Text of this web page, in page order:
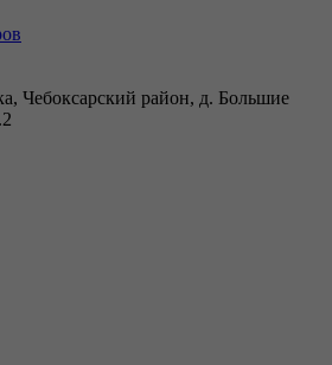
Чебоксарский район, д. Большие